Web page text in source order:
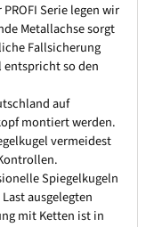
Serie legen wir
Metallachse sorgt
Fallsicherung
entspricht so den
auf
montiert werden.
vermeidest
Spiegelkugeln
ausgelegten
mit Ketten ist in